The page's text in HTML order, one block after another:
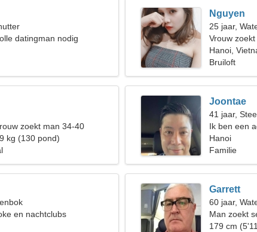
datingman nodig
Nguyen
25 jaar,
Vrouw zoekt
Hanoi,
Bruiloft
zoekt man 34-40
kg (130 pond)
Joontae
41 jaar,
Ik ben een
ongewone
Hanoi
Familie
en nachtclubs
Garrett
60 jaar,
Man zoekt
179 cm